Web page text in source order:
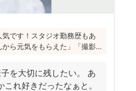
です！スタジオ勤務歴もあ
ら元気をもらえた」「撮影
御さんの目線で、自然な様
(^^)
を大切に残したい。 あ
これ好きだったなぁと。